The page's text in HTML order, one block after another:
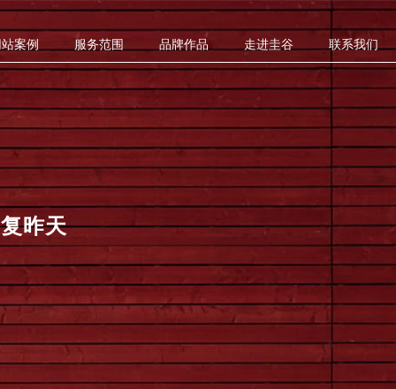
案例 服务范围 品牌作品 走进圭谷 联系我们
昨天